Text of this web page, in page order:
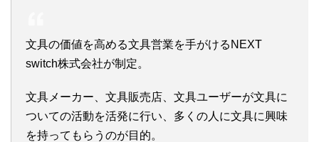
文具の価値を高める文具営業を手がけるNEXT
switch株式会社が制定。
文具メーカー、文具販売店、文具ユーザーが文具に
ついての活動を活発に行い、多くの人に文具に興味
を持ってもらうのが目的。